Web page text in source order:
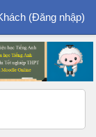
(Đăng nhập)